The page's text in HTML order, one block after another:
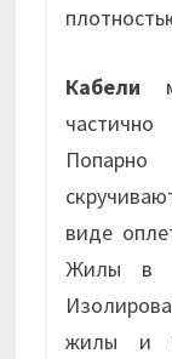
Кабели
виде
Жилы в
жилы и